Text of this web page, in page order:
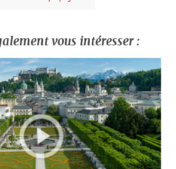
vous intéresser :